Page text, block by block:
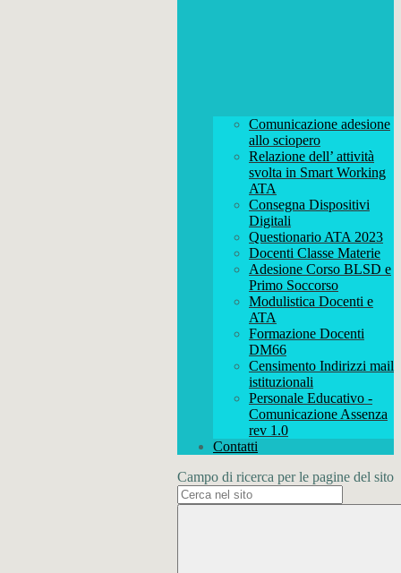
Comunicazione adesione
allo sciopero
Relazione dell’ attività
svolta in Smart Working
ATA
Consegna Dispositivi
Digitali
Questionario ATA 2023
Docenti Classe Materie
Adesione Corso BLSD e
Primo Soccorso
Modulistica Docenti e
ATA
Formazione Docenti
DM66
Censimento Indirizzi mail
istituzionali
Personale Educativo -
Comunicazione Assenza
rev 1.0
Contatti
Campo di ricerca per le pagine del sito